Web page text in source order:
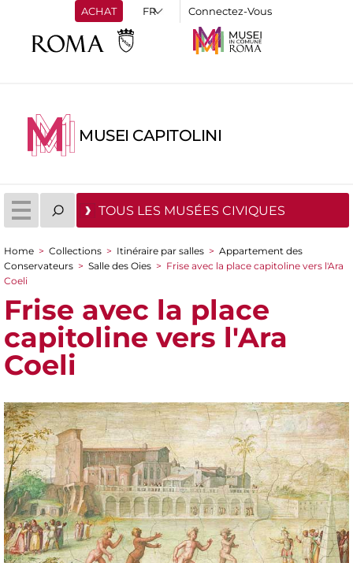
ACHAT Connectez-Vous
MUSEI CAPITOLINI
TOUS LES MUSÉES CIVIQUES
You are here
Home > Collections > Itinéraire par salles > Appartement des
Conservateurs > Salle des Oies > Frise avec la place capitoline vers l'Ara
Coeli
Frise avec la place
capitoline vers l'Ara
Coeli